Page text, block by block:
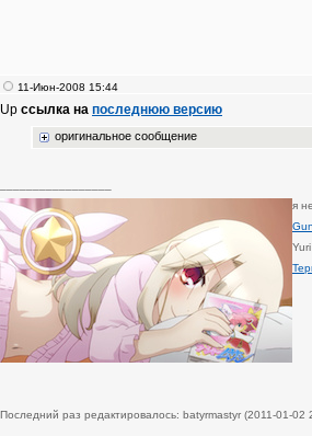
11-Июн-2008 15:44
Up ссылка на последнюю версию
оригинальное сообщение
я
Последний раз редактировалось: batyrmastyr (2011-01-02